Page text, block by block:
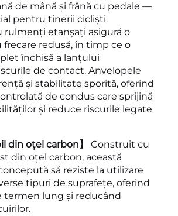
de mână și frână cu pedale —
pentru tinerii cicliști.
rulmenți etanșați asigură o
redusă, în timp ce o
închisă a lanțului
de contact. Anvelopele
și stabilitate sporită, oferind
de condus care sprijină
și reduce riscurile legate
din oțel carbon】 Construit cu
din oțel carbon, această
să reziste la utilizare
tipuri de suprafețe, oferind
termen lung și reducând